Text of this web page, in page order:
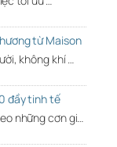
từ Maison
không khí …
đầy tinh tế
những cơn gi…